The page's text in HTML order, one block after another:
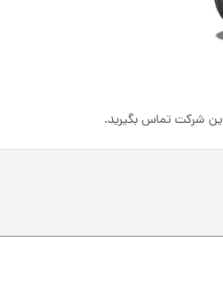
شرکت تماس بگیرید.